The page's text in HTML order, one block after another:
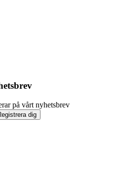
på vårt nyhetsbrev
dig